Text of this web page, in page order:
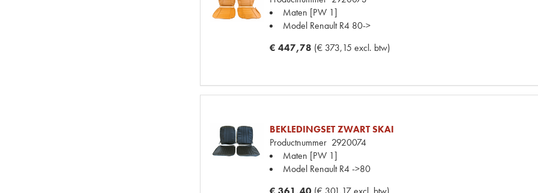
Maten [PW 1]
Model Renault R4 80->
€ 447,78 (€ 373,15 excl. btw)
BEKLEDINGSET ZWART SKAI
Productnummer 2920074
Maten [PW 1]
Model Renault R4 ->80